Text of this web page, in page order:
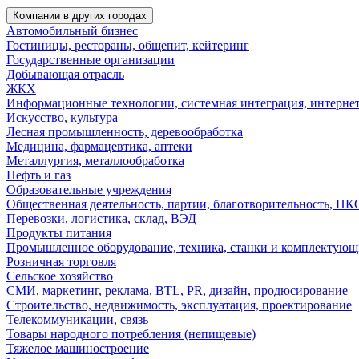
Компании в других городах
Автомобильный бизнес
Гостиницы, рестораны, общепит, кейтеринг
Государственные организации
Добывающая отрасль
ЖКХ
Информационные технологии, системная интеграция,
Искусство, культура
Лесная промышленность, деревообработка
Медицина, фармацевтика, аптеки
Металлургия, металлообработка
Нефть и газ
Образовательные учреждения
Общественная деятельность, партии, благотворительность,
Перевозки, логистика, склад, ВЭД
Продукты питания
Промышленное оборудование, техника, станки и
Розничная торговля
Сельское хозяйство
СМИ, маркетинг, реклама, BTL, PR, дизайн, продюсирование
Строительство, недвижимость, эксплуатация, проектирование
Телекоммуникации, связь
Товары народного потребления (непищевые)
Тяжелое машиностроение